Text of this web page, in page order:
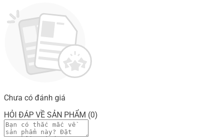
Chưa có đánh giá
HỎI ĐÁP VỀ SẢN PHẨM (0)